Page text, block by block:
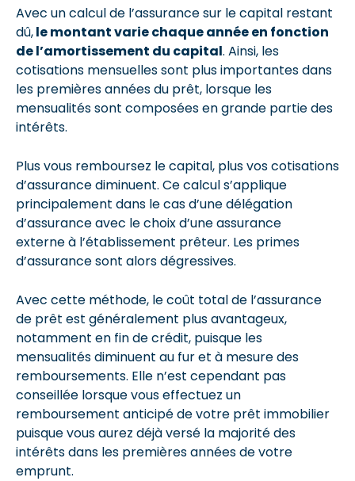
Avec un calcul de l’assurance sur le capital restant
dû,le montant varie chaque année en fonction
de l’amortissement du capital. Ainsi, les
cotisations mensuelles sont plus importantes dans
les premières années du prêt, lorsque les
mensualités sont composées en grande partie des
intérêts.
Plus vous remboursez le capital, plus vos cotisations
d’assurance diminuent. Ce calcul s’applique
principalement dans le cas d’une délégation
d’assurance avec le choix d’une assurance
externe à l’établissement prêteur. Les primes
d’assurance sont alors dégressives.
Avec cette méthode, le coût total de l’assurance
de prêt est généralement plus avantageux,
notamment en fin de crédit, puisque les
mensualités diminuent au fur et à mesure des
remboursements. Elle n’est cependant pas
conseillée lorsque vous effectuez un
remboursement anticipé de votre prêt immobilier
puisque vous aurez déjà versé la majorité des
intérêts dans les premières années de votre
emprunt.